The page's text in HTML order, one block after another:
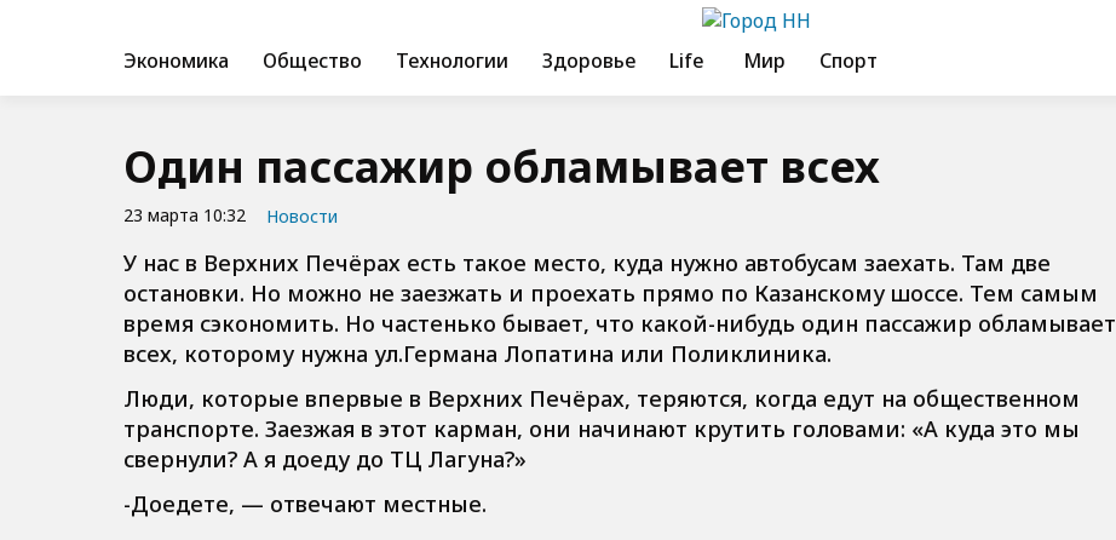
Экономика Общество Технологии Здоровье Life Мир Спорт
Один пассажир обламывает всех
23 марта 10:32 Новости
У нас в Верхних Печёрах есть такое место, куда нужно автобусам заехать. Там две
остановки. Но можно не заезжать и проехать прямо по Казанскому шоссе. Тем самым
время сэкономить. Но частенько бывает, что какой-нибудь один пассажир обламывает
всех, которому нужна ул.Германа Лопатина или Поликлиника.
Люди, которые впервые в Верхних Печёрах, теряются, когда едут на общественном
транспорте. Заезжая в этот карман, они начинают крутить головами: «А куда это мы
свернули? А я доеду до ТЦ Лагуна?»
-Доедете, — отвечают местные.